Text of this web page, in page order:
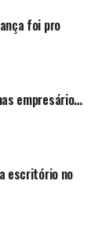
foi pro
empresário…
escritório no